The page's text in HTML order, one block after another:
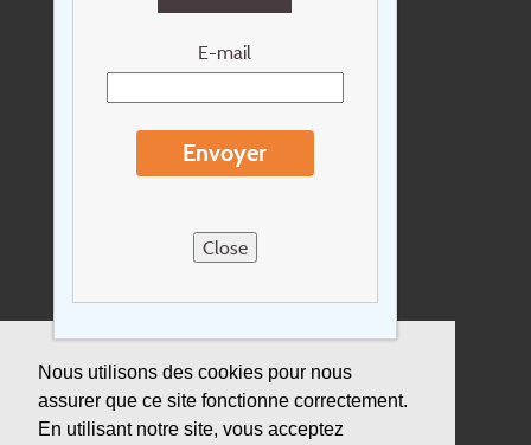
Nous utilisons des cookies pour nous
assurer que ce site fonctionne correctement.
En utilisant notre site, vous acceptez
E-mail
Envoyer
Close
Newsletter
Conditions de voyage
Sitemap
Assurance